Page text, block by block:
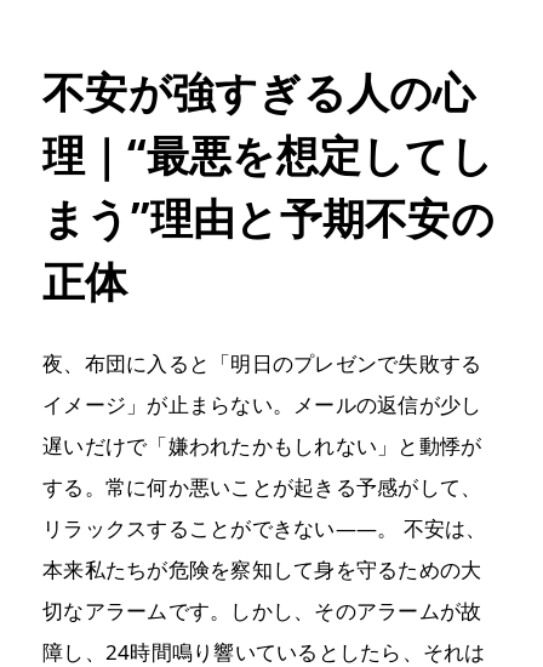
不安が強すぎる人の心
理｜“最悪を想定してし
まう”理由と予期不安の
正体
夜、布団に入ると「明日のプレゼンで失敗する
イメージ」が止まらない。メールの返信が少し
遅いだけで「嫌われたかもしれない」と動悸が
する。常に何か悪いことが起きる予感がして、
リラックスすることができない――。 不安は、
本来私たちが危険を察知して身を守るための大
切なアラームです。しかし、そのアラームが故
障し、24時間鳴り響いているとしたら、それは